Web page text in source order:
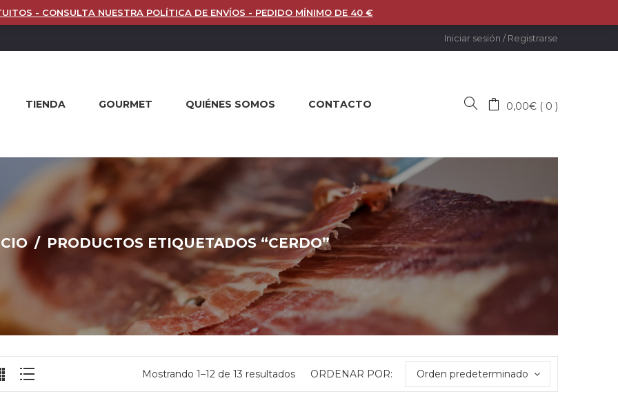
Iniciar sesión / Registrarse
TIENDA GOURMET QUIÉNES SOMOS CONTACTO 0,00€ 0
/ PRODUCTOS ETIQUETADOS “CERDO”
Mostrando 1–12 de 13 resultados ORDENAR POR: Orden predeterminado
- CONSULTA NUESTRA POLÍTICA DE ENVÍOS - PEDIDO MÍNIMO DE 40 €